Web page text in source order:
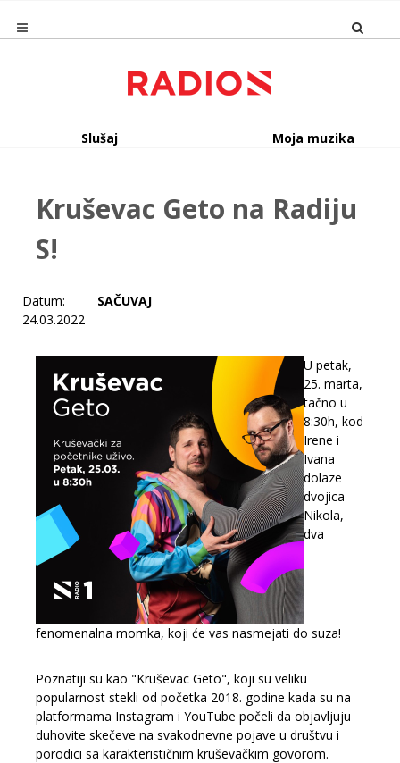
Slušaj Moja muzika
Kruševac Geto na Radiju
S!
Datum:
24.03.2022
SAČUVAJ
U petak,
25. marta,
tačno u
8:30h, kod
Irene i
Ivana
dolaze
dvojica
Nikola,
dva
fenomenalna momka, koji će vas nasmejati do suza!
Poznatiji su kao "Kruševac Geto", koji su veliku
popularnost stekli od početka 2018. godine kada su na
platformama Instagram i YouTube počeli da objavljuju
duhovite skečeve na svakodnevne pojave u društvu i
porodici sa karakterističnim kruševačkim govorom.